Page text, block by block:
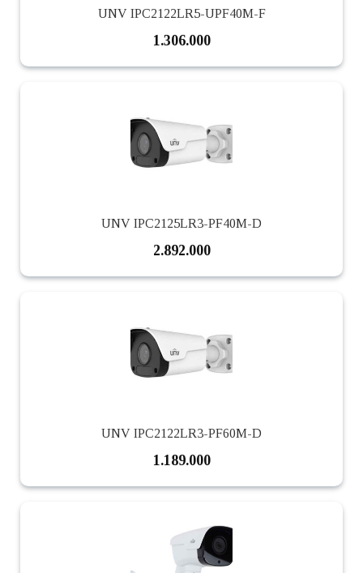
UNV IPC2122LR5-UPF40M-F
1.306.000
UNV IPC2125LR3-PF40M-D
2.892.000
UNV IPC2122LR3-PF60M-D
1.189.000